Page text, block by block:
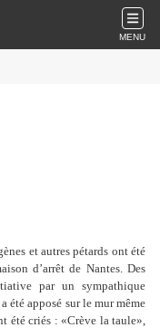
MENU
et autres pétards ont été
d’arrêt de Nantes. Des
par un sympathique
été apposé sur le mur même
été criés : «Crève la taule»,